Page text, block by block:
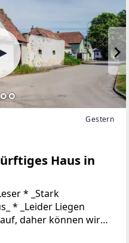
Gestern
Haus in
daher können wir